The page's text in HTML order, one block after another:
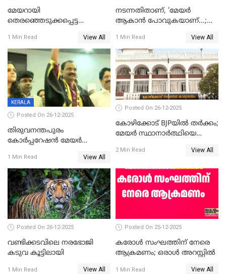
മേയറായി
തെരഞ്ഞെടുക്കപ്പെട്ട
ആദ്യ വോട്ട് അസാധു; കണ്ണൂർ
ഡെപ്യൂട്ടി മേയർ സ്ഥാനത്ത്
താഹിറിന് വിജയം
1 Min Read View All
നടന്നതിതാണ്, ‘മേയർ
ആകാൻ പോവുകയാണ്...;
മുഖ്യമന്ത്രിയുടെ ഓഫീസ്
തന്നെ വിശദീകരിയ്ക്കുന്നു;
സത്യമിതാണ്
1 Min Read View All
KERALA
Posted On 26-12-2025
തിരുവനന്തപുരം
കോര്‍പ്പറേഷന്‍ മേയര്‍
ഹൈക്കോടതിയിലേക്ക്;
സത്യപ്രതിജ്ഞ ചടങ്ങില്‍
ചട്ടലംഘനമെന്ന് പാർട്ടി
1 Min Read View All
Posted On 26-12-2025
കോഴിക്കോട് BJPയിൽ തർക്കം;
മേയർ സ്ഥാനാർത്ഥിയെ
2 Min Read View All
Posted On 26-12-2025
വണ്ടിക്കടവിലെ നരഭോജി
കടുവ കൂട്ടിലായി
1 Min Read View All
Posted On 25-12-2025
കരോള്‍ സംഘത്തിന് നേരെ
ആക്രമണം; ഒരാള്‍ അറസ്റ്റില്‍
1 Min Read View All